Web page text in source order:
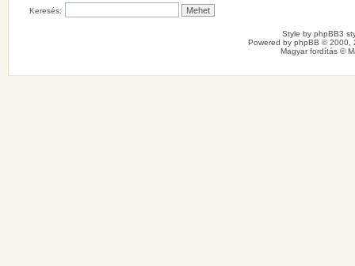
Keresés:
Style by phpBB3
Powered by phpBB © 2000,
Magyar fordítás ©